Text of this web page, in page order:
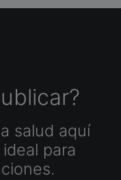
salud aquí
para